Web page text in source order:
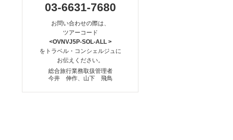
03-6631-7680
お問い合わせの際は、
ツアーコード
<OVNVJ5P-SOL-ALL >
をトラベル・コンシェルジュに
お伝えください。
総合旅行業務取扱管理者
今井 伸作、山下 飛鳥